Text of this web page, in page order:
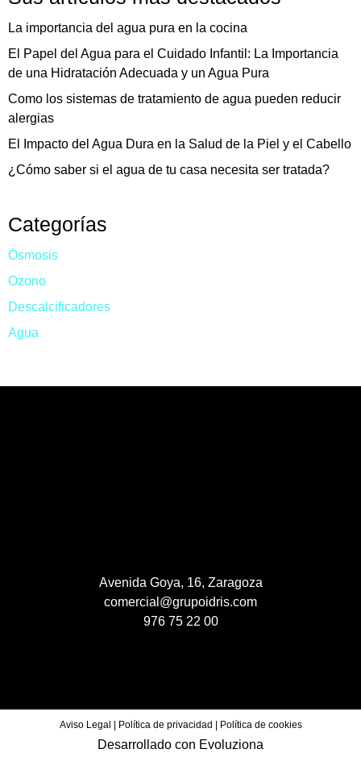
La importancia del agua pura en la cocina
El Papel del Agua para el Cuidado Infantil: La Importancia
de una Hidratación Adecuada y un Agua Pura
Como los sistemas de tratamiento de agua pueden reducir
alergias
El Impacto del Agua Dura en la Salud de la Piel y el Cabello
¿Cómo saber si el agua de tu casa necesita ser tratada?
Categorías
Ósmosis
Ozono
Descalcificadores
Agua
Avenida Goya, 16, Zaragoza
comercial@grupoidris.com
976 75 22 00
Aviso Legal | Política de privacidad | Política de cookies
Desarrollado con Evoluziona